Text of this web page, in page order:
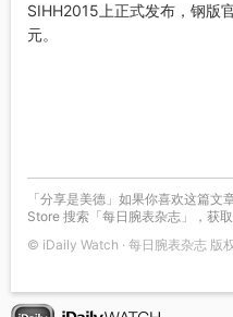
SIHH2015上正式发布，钢版
元。
「分享是美德」如果你喜欢这篇
Store 搜索「每日腕表杂志」，获
© iDaily Watch · 每日腕表杂志 版